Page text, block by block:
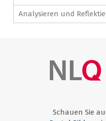
Analysieren und
Schauen Sie